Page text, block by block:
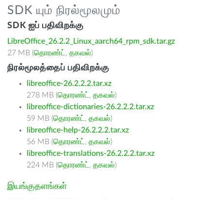
SDK யும் நிரல்மூலமும்
SDK ஐப் பதிவிறக்கு
LibreOffice_26.2.2_Linux_aarch64_rpm_sdk.tar.gz
27 MB (தொரண்ட் , தகவல்)
நிரல்மூலத்தைப் பதிவிறக்கு
libreoffice-26.2.2.2.tar.xz
278 MB (தொரண்ட் , தகவல்)
libreoffice-dictionaries-26.2.2.2.tar.xz
59 MB (தொரண்ட் , தகவல்)
libreoffice-help-26.2.2.2.tar.xz
56 MB (தொரண்ட் , தகவல்)
libreoffice-translations-26.2.2.2.tar.xz
224 MB (தொரண்ட் , தகவல்)
இயங்குதளங்கள்